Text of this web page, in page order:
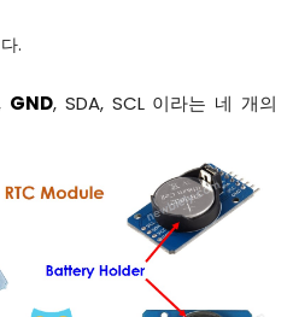
.
GND, SDA, SCL 이라는 네 개의